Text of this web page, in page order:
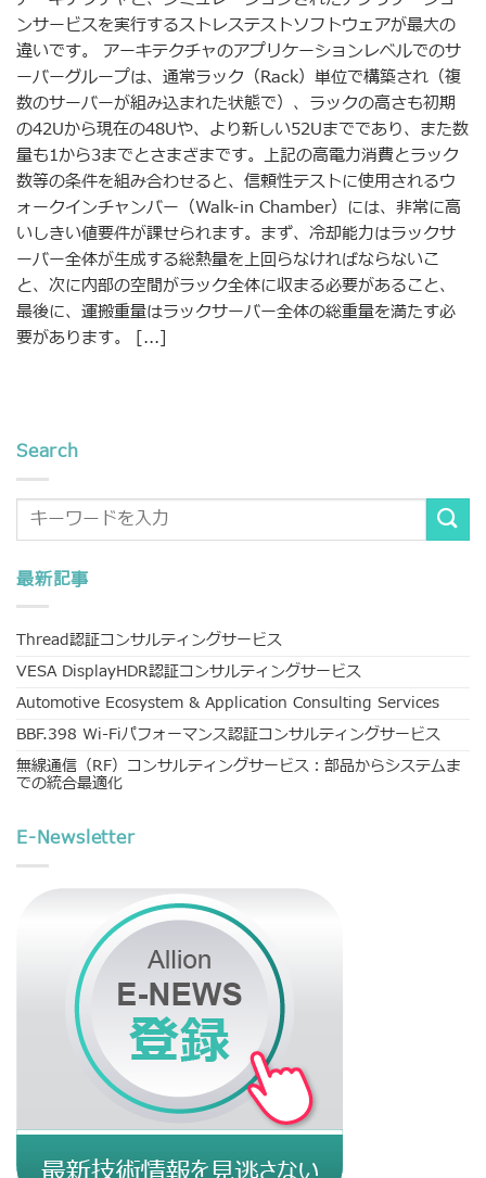
ンサービスを実行するストレステストソフトウェアが最大の
違いです。 アーキテクチャのアプリケーションレベルでのサ
ーバーグループは、通常ラック（Rack）単位で構築され（複
数のサーバーが組み込まれた状態で）、ラックの高さも初期
の42Uから現在の48Uや、より新しい52Uまでであり、また数
量も1から3までとさまざまです。上記の高電力消費とラック
数等の条件を組み合わせると、信頼性テストに使用されるウ
ォークインチャンバー（Walk-in Chamber）には、非常に高
いしきい値要件が課せられます。まず、冷却能力はラックサ
ーバー全体が生成する総熱量を上回らなければならないこ
と、次に内部の空間がラック全体に収まる必要があること、
最後に、運搬重量はラックサーバー全体の総重量を満たす必
要があります。 [...]
Search
最新記事
Thread認証コンサルティングサービス
VESA DisplayHDR認証コンサルティングサービス
Automotive Ecosystem & Application Consulting Services
BBF.398 Wi-Fiパフォーマンス認証コンサルティングサービス
無線通信（RF）コンサルティングサービス：部品からシステムま
での統合最適化
E-Newsletter